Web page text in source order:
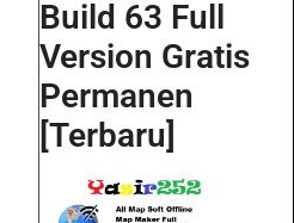
Build 63 Full
Version Gratis
Permanen
[Terbaru]